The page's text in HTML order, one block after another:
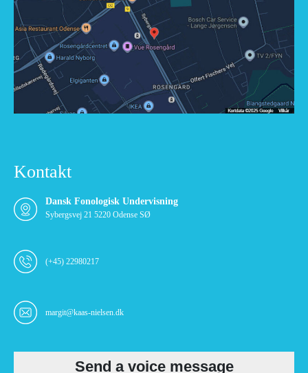
Kontakt
Dansk Fonologisk Undervisning
Sybergsvej 21 5220 Odense SØ
(+45) 22980217
margit@kaas-nielsen.dk